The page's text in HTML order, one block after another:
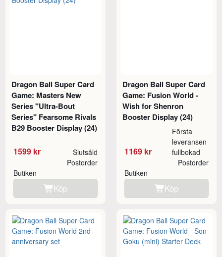
Dragon Ball Super Card
Game: Masters New
Series "Ultra-Bout
Series" Fearsome Rivals
B29 Booster Display (24)
1599 kr Slutsåld
Butiken
Postorder
Köp
Dragon Ball Super Card
Game: Fusion World -
Wish for Shenron
Booster Display (24)
1169 kr
Första
leveransen
fullbokad
Butiken
Postorder
Köp